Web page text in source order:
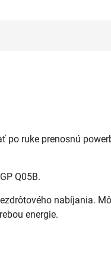
po ruke prenosnú
Q05B.
nabíjania.
energie.